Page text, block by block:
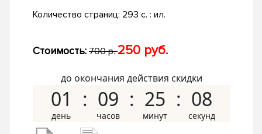
Количество страниц: 293 с. : ил.
Стоимость: 700 р.250 руб.
до окончания действия скидки
01 09 25 07